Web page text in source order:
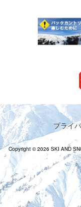
プライ
Copyright © 2026 SKI AND